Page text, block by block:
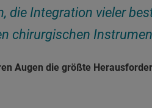
die Integration vieler
chirurgischen
Augen die größte